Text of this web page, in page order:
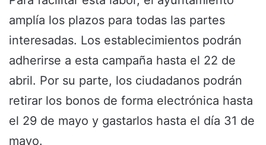
amplía los plazos para todas las partes
interesadas. Los establecimientos podrán
adherirse a esta campaña hasta el 22 de
abril. Por su parte, los ciudadanos podrán
retirar los bonos de forma electrónica hasta
el 29 de mayo y gastarlos hasta el día 31 de
mayo.